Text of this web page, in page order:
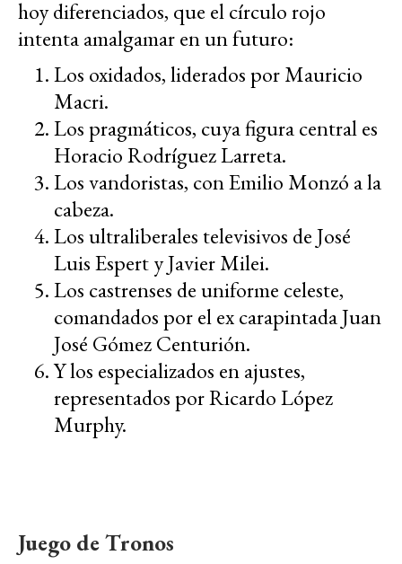
hoy diferenciados, que el círculo rojo
intenta amalgamar en un futuro:
Los oxidados, liderados por Mauricio
Macri.
Los pragmáticos, cuya figura central es
Horacio Rodríguez Larreta.
Los vandoristas, con Emilio Monzó a la
cabeza.
Los ultraliberales televisivos de José
Luis Espert y Javier Milei.
Los castrenses de uniforme celeste,
comandados por el ex carapintada Juan
José Gómez Centurión.
Y los especializados en ajustes,
representados por Ricardo López
Murphy.
Juego de Tronos